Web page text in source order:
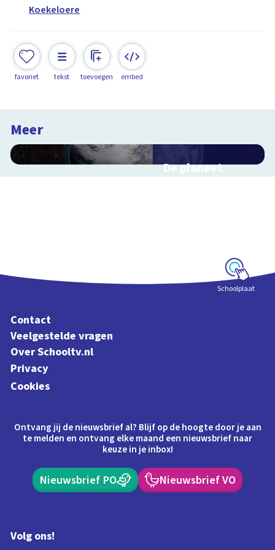
Koekeloere
favoriet tekst toevoegen embed
Meer
De planeet
aarde en haar
Schoolplaat
Contact
Veelgestelde vragen
Over Schooltv.nl
Privacy
Cookies
Ontvang jij de nieuwsbrief al? Blijf op de hoogte door je aan
te melden en ontvang elke maand een nieuwsbrief naar
keuze in je inbox!
Nieuwsbrief PO Nieuwsbrief VO
Volg ons!